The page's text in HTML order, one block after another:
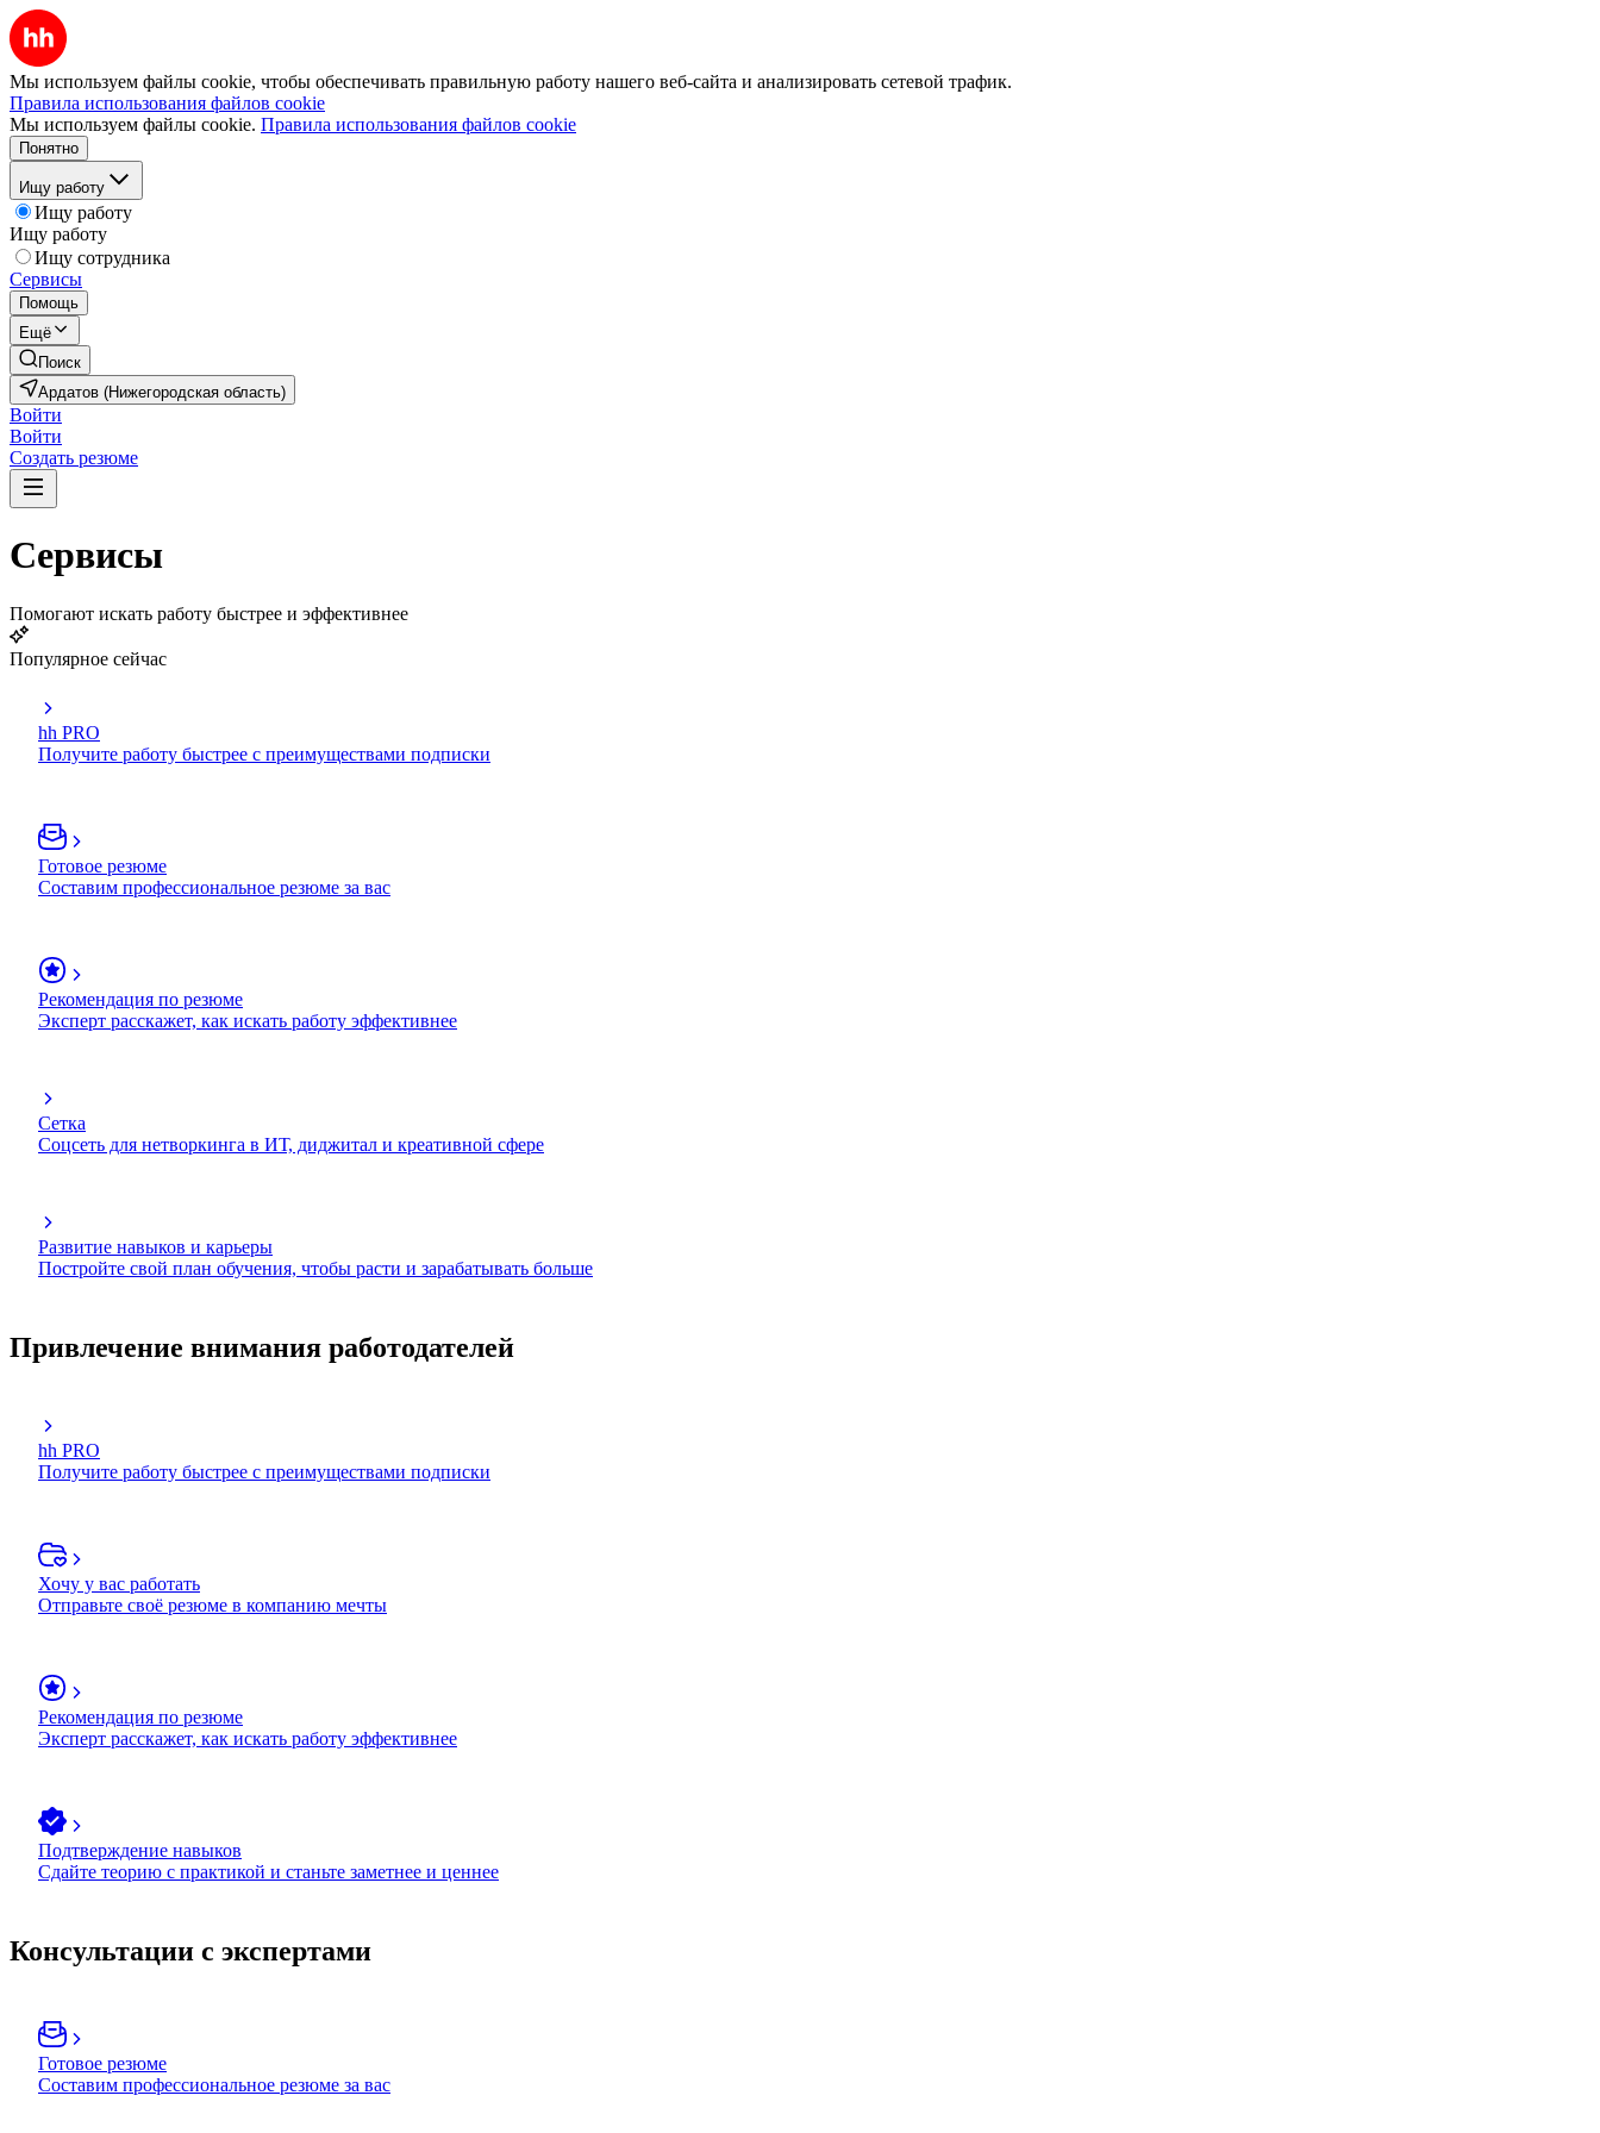
Мы используем файлы cookie, чтобы обеспечивать правильную работу нашего веб-сайта и анализировать сетевой трафик.
Правила использования файлов cookie
Мы используем файлы cookie. Правила использования файлов cookie
Понятно
Ищу работу
Ищу работу
Ищу работу
Ищу сотрудника
Сервисы
Помощь
Ещё
Поиск
Ардатов (Нижегородская область)
Войти
Войти
Создать резюме
Сервисы
Помогают искать работу быстрее и эффективнее
Популярное сейчас
hh PRO
Получите работу быстрее с преимуществами подписки
Готовое резюме
Составим профессиональное резюме за вас
Рекомендация по резюме
Эксперт расскажет, как искать работу эффективнее
Сетка
Соцсеть для нетворкинга в ИТ, диджитал и креативной сфере
Развитие навыков и карьеры
Постройте свой план обучения, чтобы расти и зарабатывать больше
Привлечение внимания работодателей
hh PRO
Получите работу быстрее с преимуществами подписки
Хочу у вас работать
Отправьте своё резюме в компанию мечты
Рекомендация по резюме
Эксперт расскажет, как искать работу эффективнее
Подтверждение навыков
Сдайте теорию с практикой и станьте заметнее и ценнее
Консультации с экспертами
Готовое резюме
Составим профессиональное резюме за вас